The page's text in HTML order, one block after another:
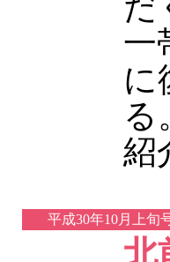
一
に
る
紹
平成30年10月上旬
北